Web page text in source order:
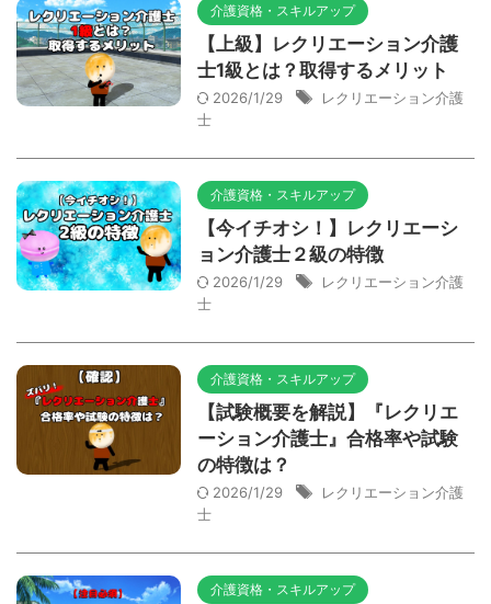
介護資格・スキルアップ
【上級】レクリエーション介護
士1級とは？取得するメリット
2026/1/29
レクリエーション介護
士
介護資格・スキルアップ
【今イチオシ！】レクリエーシ
ョン介護士２級の特徴
2026/1/29
レクリエーション介護
士
介護資格・スキルアップ
【試験概要を解説】『レクリエ
ーション介護士』合格率や試験
の特徴は？
2026/1/29
レクリエーション介護
士
介護資格・スキルアップ